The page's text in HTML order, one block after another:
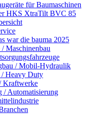
für Baumaschinen
HKS XtraTilt BVC 85
war die bauma 2025
Maschinenbau
/ Mobil-Hydraulik
/ Heavy Duty
Kraftwerke
/ Automatisierung